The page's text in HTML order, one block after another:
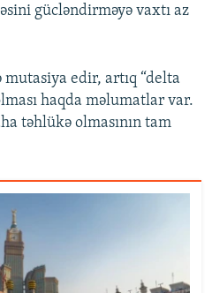
gücləndirməyə vaxtı az
edir, artıq “delta
haqda məlumatlar var.
təhlükə olmasının tam